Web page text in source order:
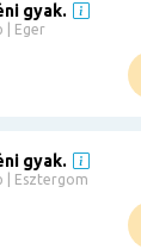
gyak.
| Eger
gyak.
| Esztergom